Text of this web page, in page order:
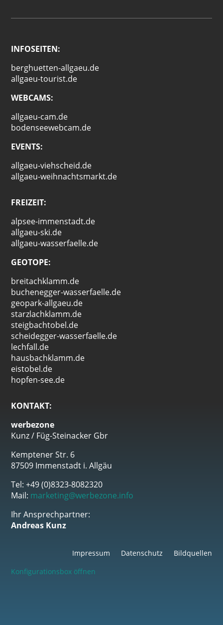
INFOSEITEN:
berghuetten-allgaeu.de
allgaeu-tourist.de
WEBCAMS:
allgaeu-cam.de
bodenseewebcam.de
EVENTS:
allgaeu-viehscheid.de
allgaeu-weihnachtsmarkt.de
FREIZEIT:
alpsee-immenstadt.de
allgaeu-ski.de
allgaeu-wasserfaelle.de
GEOTOPE:
breitachklamm.de
buchenegger-wasserfaelle.de
geopark-allgaeu.de
starzlachklamm.de
steigbachtobel.de
scheidegger-wasserfaelle.de
lechfall.de
hausbachklamm.de
eistobel.de
hopfen-see.de
KONTAKT:
werbezone
Kunz / Füg-Steinacker Gbr
Kemptener Str. 6
87509 Immenstadt i. Allgäu
Tel: +49 (0)8323-8082320
Mail: marketing@werbezone.info
Ihr Ansprechpartner:
Andreas Kunz
Impressum Datenschutz
Bildquellen
Konfigurationsbox öffnen